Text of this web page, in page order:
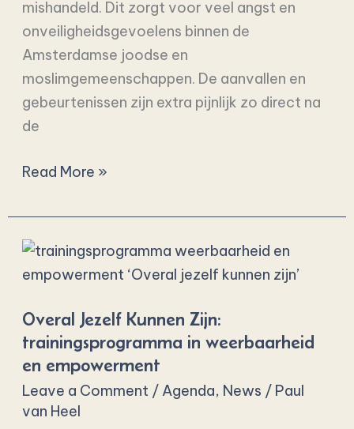
mishandeld. Dit zorgt voor veel angst en
onveiligheidsgevoelens binnen de
Amsterdamse joodse en
moslimgemeenschappen. De aanvallen en
gebeurtenissen zijn extra pijnlijk zo direct na
de
Read More »
Overal Jezelf Kunnen Zijn:
trainingsprogramma in weerbaarheid
en empowerment
Leave a Comment / Agenda, News / Paul
van Heel
Overal
Jezelf
Zijn:
trainingsprogramma
in
weerbaarheid
en